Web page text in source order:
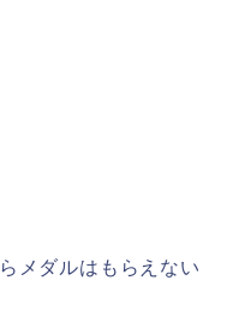
メダルはもらえない